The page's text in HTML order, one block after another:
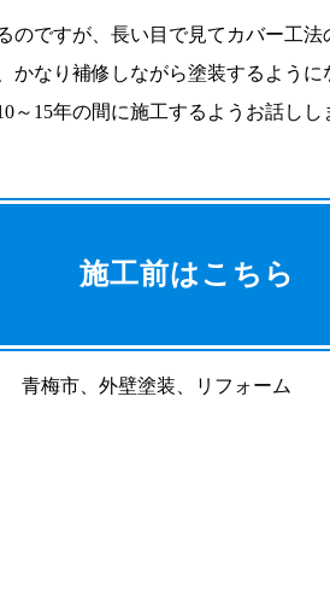
のですが、長い目で見てカバー工
かなり補修しながら塗装するように
～15年の間に施工するようお話しし
施工前はこちら